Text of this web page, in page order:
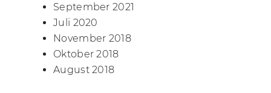
September 2021
Juli 2020
November 2018
Oktober 2018
August 2018